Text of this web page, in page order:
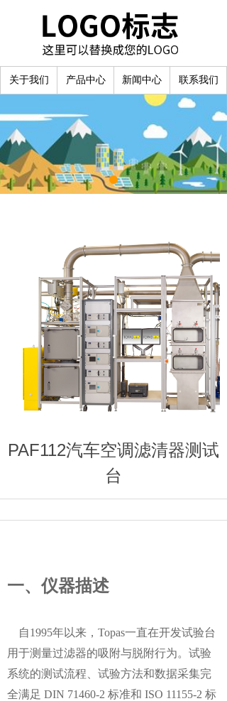
关于我们 产品中心 新闻中心 联系我们
PAF112汽车空调滤清器测试
台
一、仪器描述
自1995年以来，Topas一直在开发试验台
用于测量过滤器的吸附与脱附行为。试验
系统的测试流程、试验方法和数据采集完
全满足 DIN 71460-2 标准和 ISO 11155-2 标